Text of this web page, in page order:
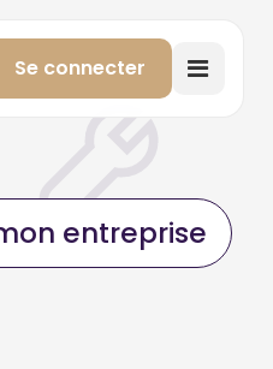
Se connecter
entreprise